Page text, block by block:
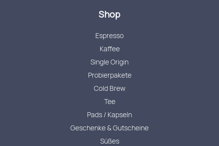
Shop
Espresso
Kaffee
Single Origin
Probierpakete
Cold Brew
Tee
Pads / Kapseln
Geschenke & Gutscheine
Süßes